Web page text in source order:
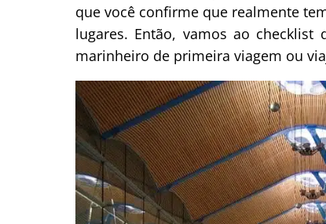
que você confirme que realmente
lugares. Então, vamos ao checklist
marinheiro de primeira viagem ou